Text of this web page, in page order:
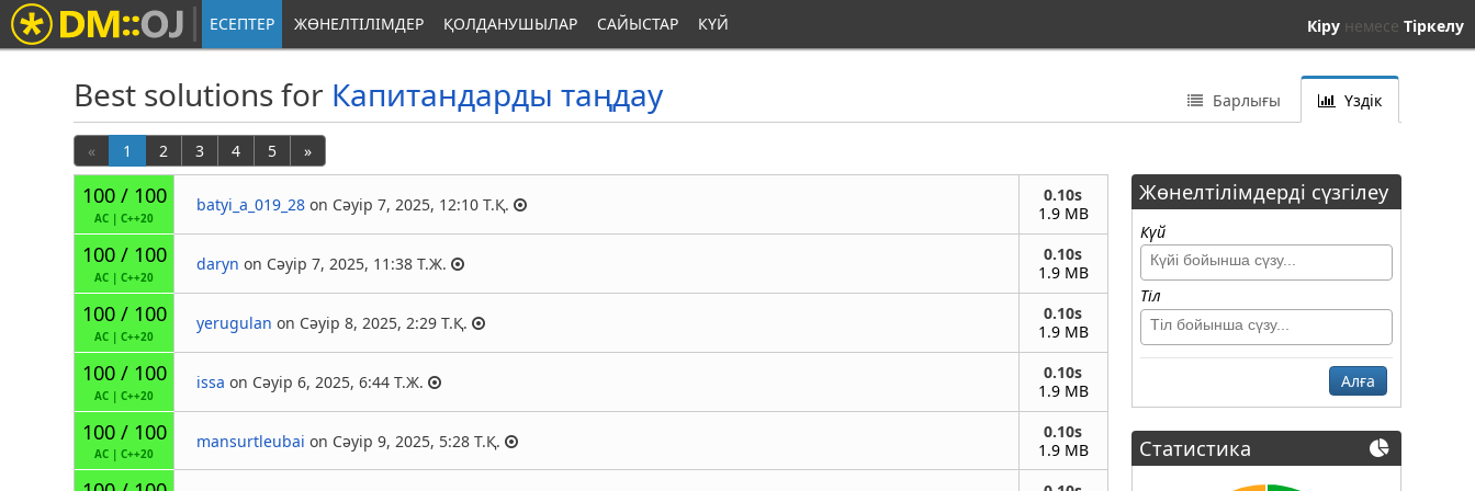
ЕСЕПТЕР ЖӨНЕЛТІЛІМДЕР ҚОЛДАНУШЫЛАР САЙЫСТАР КҮЙ Кіру немесе Тіркелу
Best solutions for Капитандарды таңдау Барлығы Үздік
« 1 2 3 4 5 »
Жөнелтілімдерді сүзгілеу
Күй
Тіл
Алға
Статистика
100 / 100
AC |C++20
batyi_a_019_28 on Сәуір 7, 2025, 12:10 Т.Қ.
0.10s
1.9 MB
100 / 100
AC |C++20
daryn on Сәуір 7, 2025, 11:38 Т.Ж.
0.10s
1.9 MB
100 / 100
AC |C++20
yerugulan on Сәуір 8, 2025, 2:29 Т.Қ.
0.10s
1.9 MB
100 / 100
AC |C++20
issa on Сәуір 6, 2025, 6:44 Т.Ж.
0.10s
1.9 MB
100 / 100
AC |C++20
mansurtleubai on Сәуір 9, 2025, 5:28 Т.Қ.
0.10s
1.9 MB